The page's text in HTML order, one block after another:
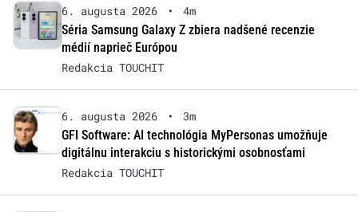
6. augusta 2026 •
4m
Séria Samsung Galaxy Z zbiera nadšené recenzie
médií naprieč Európou
Redakcia TOUCHIT
6. augusta 2026 •
3m
GFI Software: AI technológia MyPersonas umožňuje
digitálnu interakciu s historickými osobnosťami
Redakcia TOUCHIT